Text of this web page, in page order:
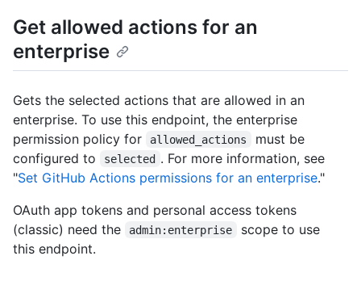
Get allowed actions for an
enterprise
Gets the selected actions that are allowed in an
enterprise. To use this endpoint, the enterprise
permission policy for
allowed_actions
must be
configured to
selected . For more information, see
"Set GitHub Actions permissions for an enterprise."
OAuth app tokens and personal access tokens
(classic) need the
admin:enterprise
scope to use
this endpoint.